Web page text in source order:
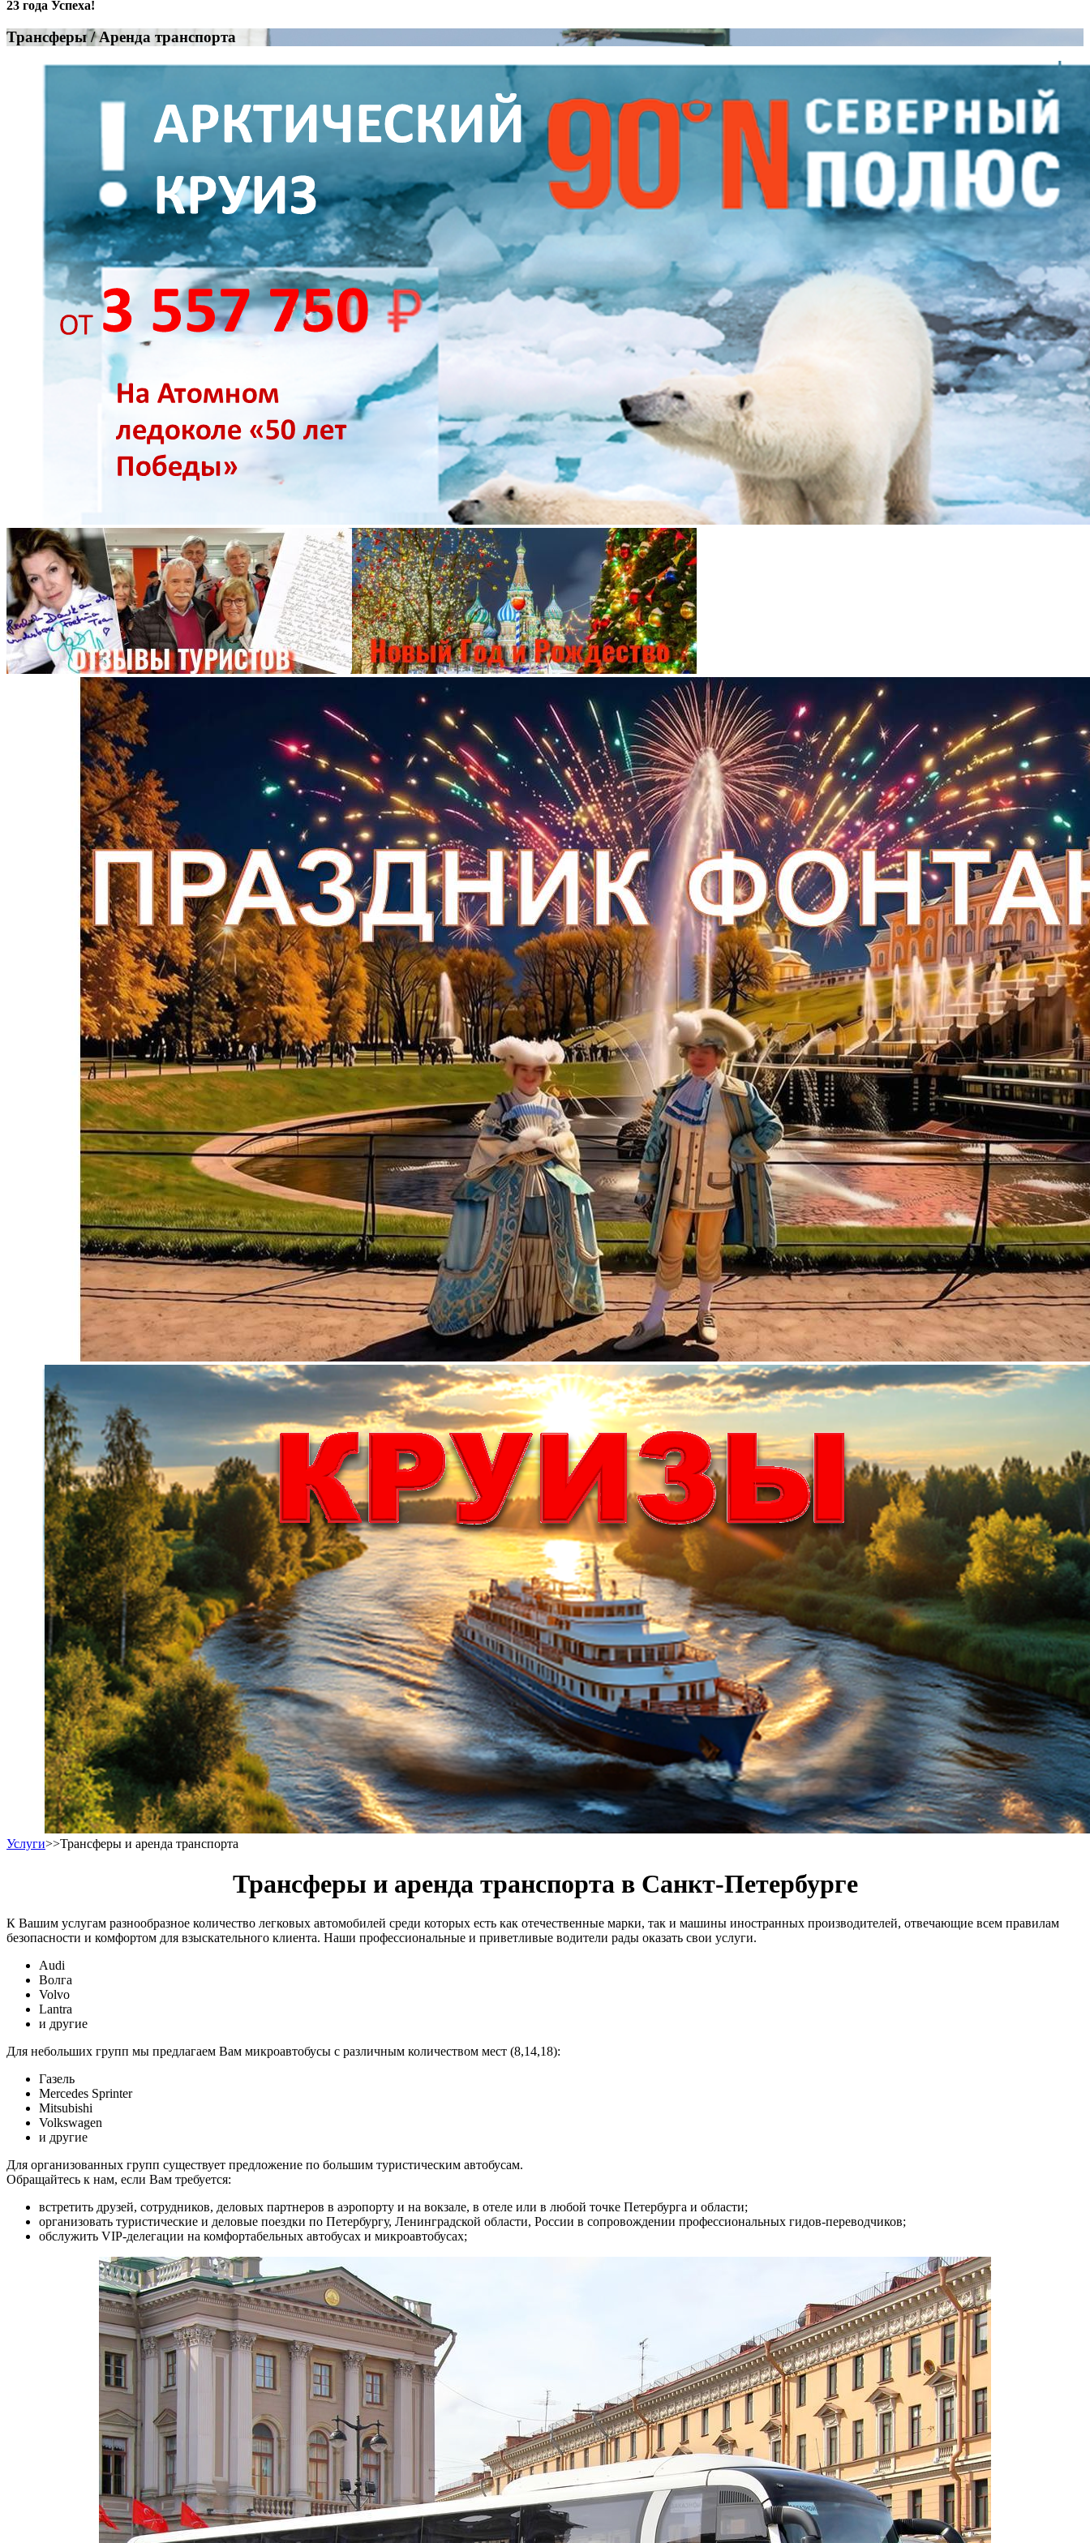
23 года Успеха!
Трансферы / Аренда транспорта
Услуги>>Трансферы и аренда транспорта
Трансферы и аренда транспорта в Санкт-Петербурге
К Вашим услугам разнообразное количество легковых автомобилей среди которых есть как отечественные марки, так и машины иностранных производителей, отвечающие всем правилам
безопасности и комфортом для взыскательного клиента. Наши профессиональные и приветливые водители рады оказать свои услуги.
Audi
Волга
Volvo
Lantra
и другие
Для небольших групп мы предлагаем Вам микроавтобусы с различным количеством мест (8,14,18):
Газель
Mercedes Sprinter
Mitsubishi
Volkswagen
и другие
Для организованных групп существует предложение по большим туристическим автобусам.
Обращайтесь к нам, если Вам требуется:
встретить друзей, сотрудников, деловых партнеров в аэропорту и на вокзале, в отеле или в любой точке Петербурга и области;
организовать туристические и деловые поездки по Петербургу, Ленинградской области, России в сопровождении профессиональных гидов-переводчиков;
обслужить VIP-делегации на комфортабельных автобусах и микроавтобусах;